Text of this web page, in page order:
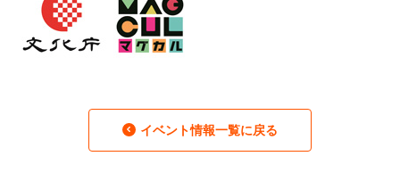
イベント情報一覧に戻る